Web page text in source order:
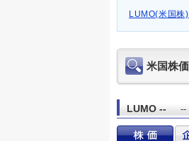
LUMO(米国株)